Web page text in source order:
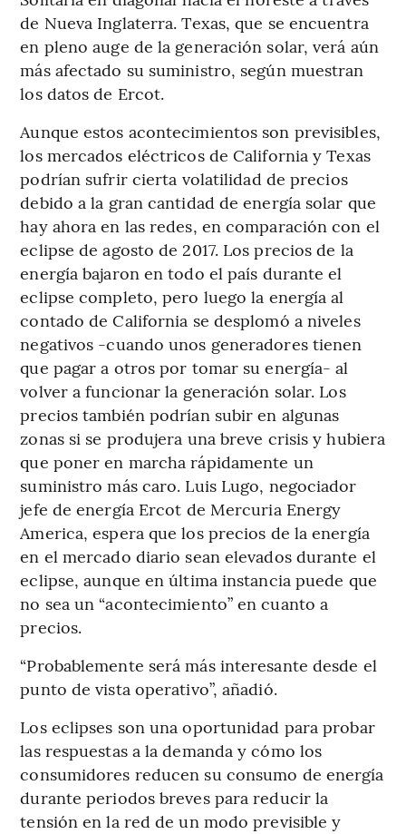
de Nueva Inglaterra. Texas, que se encuentra
en pleno auge de la generación solar, verá aún
más afectado su suministro, según muestran
los datos de Ercot.
Aunque estos acontecimientos son previsibles,
los mercados eléctricos de California y Texas
podrían sufrir cierta volatilidad de precios
debido a la gran cantidad de energía solar que
hay ahora en las redes, en comparación con el
eclipse de agosto de 2017. Los precios de la
energía bajaron en todo el país durante el
eclipse completo, pero luego la energía al
contado de California se desplomó a niveles
negativos -cuando unos generadores tienen
que pagar a otros por tomar su energía- al
volver a funcionar la generación solar. Los
precios también podrían subir en algunas
zonas si se produjera una breve crisis y hubiera
que poner en marcha rápidamente un
suministro más caro. Luis Lugo, negociador
jefe de energía Ercot de Mercuria Energy
America, espera que los precios de la energía
en el mercado diario sean elevados durante el
eclipse, aunque en última instancia puede que
no sea un “acontecimiento” en cuanto a
precios.
“Probablemente será más interesante desde el
punto de vista operativo”, añadió.
Los eclipses son una oportunidad para probar
las respuestas a la demanda y cómo los
consumidores reducen su consumo de energía
durante periodos breves para reducir la
tensión en la red de un modo previsible y